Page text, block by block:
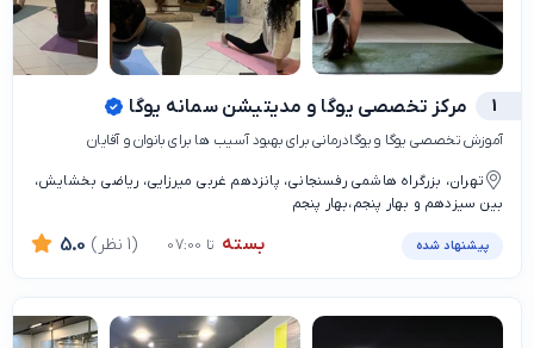
1 مرکز تخصصی یوگا و مدیتیشن سمانه یوگا
آموزش تخصصی یوگا و یوگادرمانی برای بهبود آسیب ها برای بانوان و آقایان
تهران، بزرگراه هاشمی رفسنجانی، پانزدهم غربی میرزایی، ریاضی بخشایش،
بین سیزدهم و بهار پنجم،بهار پنجم
پیشنهاد شده بسته تا 07:00 5.0 (1 نظر)